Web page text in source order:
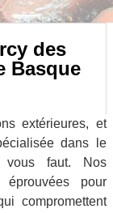
des
Basque
extérieures, et
dans le
vous faut. Nos
éprouvées pour
compromettent